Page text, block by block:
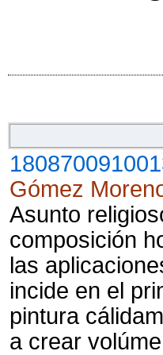
Gómez
Asunto
composición
las
incide en el
pintura
a crear